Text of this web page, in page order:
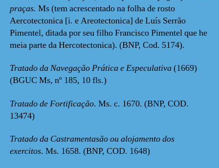
praças. Ms (tem acrescentado na folha de rosto
Aercotectonica [i. e Areotectonica] de Luís Serrão
Pimentel, ditada por seu filho Francisco Pimentel que he
meia parte da Hercotectonica). (BNP, Cod. 5174).
Tratado da Navegação Prática e Especulativa(1669)
(BGUC Ms, nº 185, 10 fls.)
Tratado de Fortificação. Ms. c. 1670. (BNP, COD.
13474)
Tratado da Castramentasão ou alojamento dos
exercitos. Ms. 1658. (BNP, COD. 1648)